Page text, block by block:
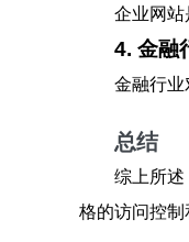
企业网站
4. 金融
金融行业
总结
综上所述
格的访问控